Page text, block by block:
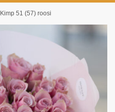
Kimp 51 (57) roosi